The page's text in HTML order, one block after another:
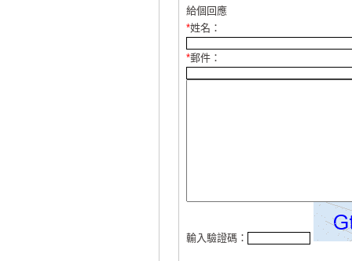
給個回應
*姓名：
*郵件：
輸入驗證碼：